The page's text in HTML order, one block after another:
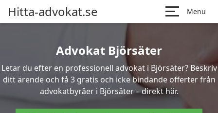
Hitta-advokat.se Menu
Advokat Björsäter
Letar du efter en professionell advokat i Björsäter? Beskriv
ditt ärende och få 3 gratis och icke bindande offerter från
advokatbyråer i Björsäter – direkt här.